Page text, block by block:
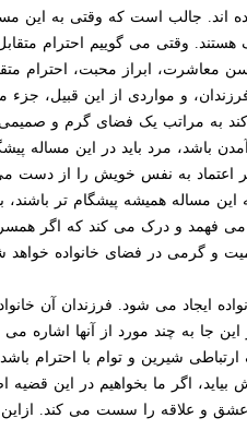
جالب است که وقتی به این
وقتی می گوییم احترام
ابراز محبت، احترام
و مواردی از این قبیل، جزء
کند به مراتب یک فضای گرم و
باشد، مرد باید در این مساله
اعتماد به نفس خویش را از دست
مساله همیشه پیشگام تر باشند،
می فهمد و درک می کند که اگر
و گرمی در فضای خانواده خواهد
ایجاد می شود. فرزندان آن
جا به چند مورد از آنها اشاره می
شیرین و توام با احترام
اگر ما بخواهیم در این قضیه
عشق و علاقه را سست می کند.